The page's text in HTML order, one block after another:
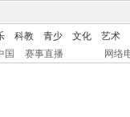
科教 青少 文化
艺术
国 赛事直播 网络